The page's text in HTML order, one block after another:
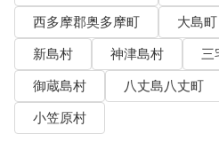
西多摩郡奥多摩町
大島町
新島村
神津島村
三
御蔵島村
八丈島八丈町
小笠原村